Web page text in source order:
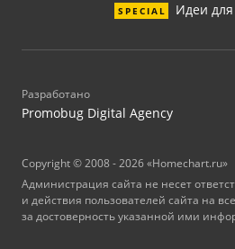
SPECIAL Идеи
Разработано
Promobug Digital Agency
Copyright © 2008 - 2026 «Homechart.ru»
Администрация сайта не несет
и действия пользователей сайта на
за достоверность указанной ими